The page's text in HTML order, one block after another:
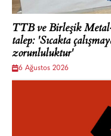
TTB ve Birleşik
talep: 'Sıcakta
zorunluluktur'
6 Ağustos 2026